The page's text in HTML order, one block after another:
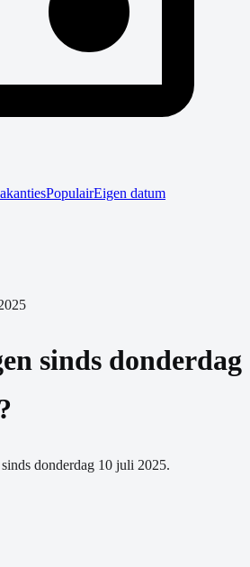
PopulairEigen datum
sinds donderdag
?
donderdag 10 juli 2025.